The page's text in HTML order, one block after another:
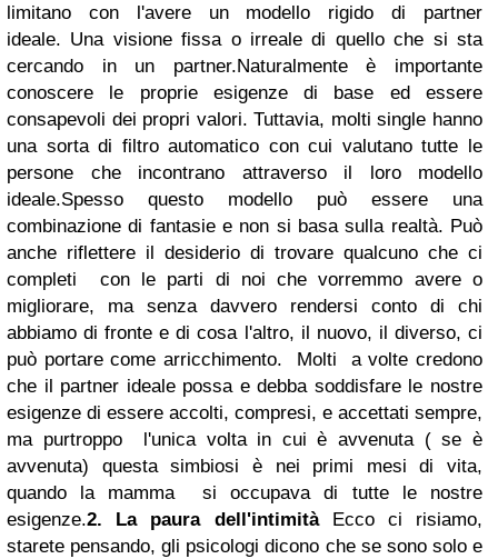
limitano con l'avere un modello rigido di partner
ideale. Una visione fissa o irreale di quello che si sta
cercando in un partner.Naturalmente è importante
conoscere le proprie esigenze di base ed essere
consapevoli dei propri valori.Tuttavia, molti single hanno
una sorta di filtro automatico con cui valutano tutte le
persone che incontrano attraverso il loro modello
ideale.Spesso questo modello può essere una
combinazione di fantasie e non si basa sulla realtà. Può
anche riflettere il desiderio di trovare qualcuno che ci
completi con le parti di noi che vorremmo avere o
migliorare, ma senza davvero rendersi conto di chi
abbiamo di fronte e di cosa l'altro, il nuovo, il diverso, ci
può portare come arricchimento.
Molti a volte credono
che il partner ideale possa e debba soddisfare le nostre
esigenze di essere accolti, compresi, e accettati sempre,
ma purtroppo
l'unica volta in cui è avvenuta ( se è
avvenuta) questa simbiosi è nei primi mesi di vita,
quando la mamma si occupava di tutte le nostre
esigenze.2. La paura dell'intimità
Ecco ci risiamo,
starete pensando, gli psicologi dicono che se sono solo e